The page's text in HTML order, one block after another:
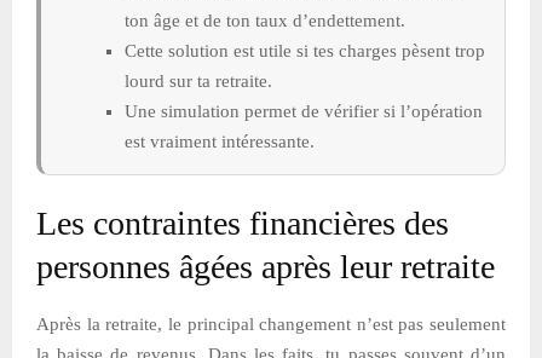
ton âge et de ton taux d’endettement.
Cette solution est utile si tes charges pèsent trop
lourd sur ta retraite.
Une simulation permet de vérifier si l’opération
est vraiment intéressante.
Les contraintes financières des
personnes âgées après leur retraite
Après la retraite, le principal changement n’est pas seulement
la baisse de revenus. Dans les faits, tu passes souvent d’un